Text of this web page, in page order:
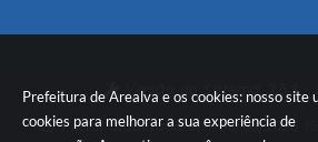
Prefeitura de Arealva e os cookies: nosso site
cookies para melhorar a sua experiência de
Versão do Sistema:
3.5.3
Portal atualizado em:08/08/2026